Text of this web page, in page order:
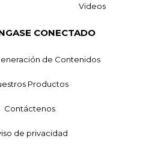
Videos
CONECTADO
de Contenidos
Productos
Contáctenos
de privacidad